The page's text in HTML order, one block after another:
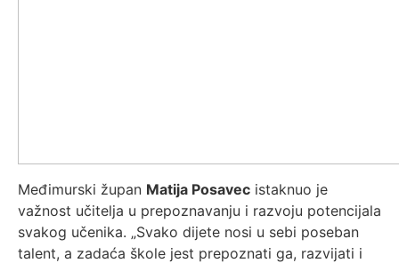
Međimurski župan Matija Posavec istaknuo je
važnost učitelja u prepoznavanju i razvoju potencijala
svakog učenika. „Svako dijete nosi u sebi poseban
talent, a zadaća škole jest prepoznati ga, razvijati i